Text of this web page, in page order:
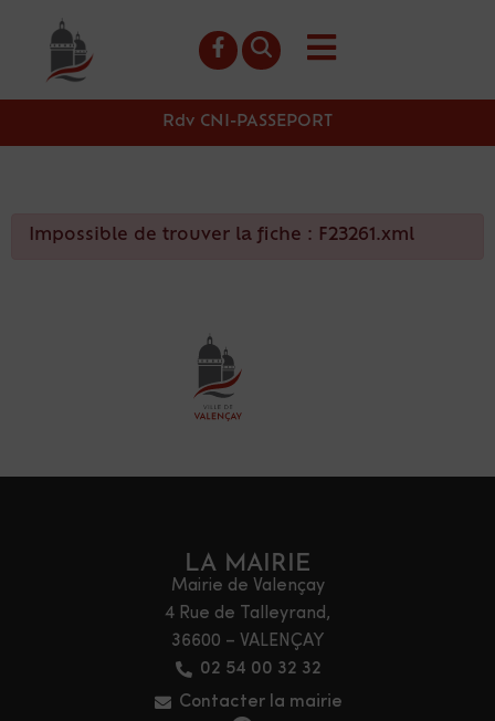
principal
Rdv CNI-PASSEPORT
Impossible de trouver la fiche : F23261.xml
LA MAIRIE
Mairie de Valençay
4 Rue de Talleyrand,
36600 – VALENÇAY
02 54 00 32 32
Contacter la mairie